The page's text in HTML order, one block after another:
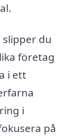
du
företag
i ett
i
på